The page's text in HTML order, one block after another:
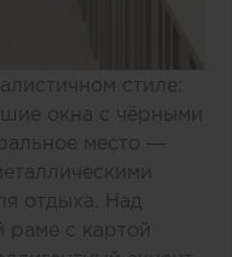
стиле:
окна с чёрными
место —
отдыха. Над
раме с картой